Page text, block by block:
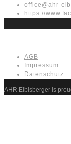
office@ahr-
https://
AGB
Impressum
Datenschutz
AHR Eibisberger is